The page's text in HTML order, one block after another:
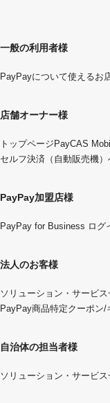
一般の利用者様
PayPayについて使えるお
店舗オーナー様
トップページ PayCAS
セルフ決済（自動販売機）
PayPay加盟店様
PayPay for Business ログ
法人のお客様
ソリューション・サービス
PayPay商品特定クーポン/
自治体の担当者様
ソリューション・サービス